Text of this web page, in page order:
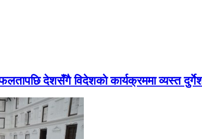
देशसँगै विदेशकाे कार्यक्रममा व्यस्त